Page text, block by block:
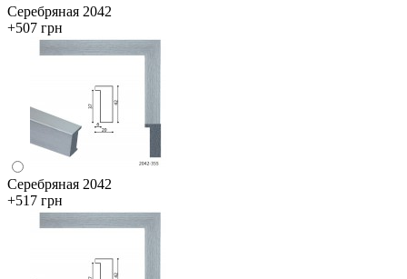
Серебряная 2042
+507 грн
Серебряная 2042
+517 грн